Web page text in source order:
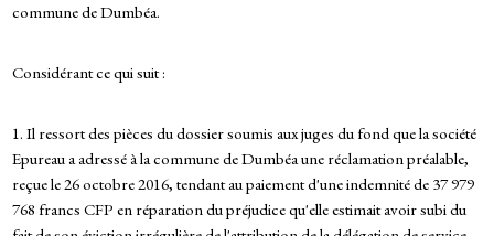
commune de Dumbéa.
Considérant ce qui suit :
1. Il ressort des pièces du dossier soumis aux juges du fond que la société
Epureau a adressé à la commune de Dumbéa une réclamation préalable,
reçue le 26 octobre 2016, tendant au paiement d'une indemnité de 37 979
768 francs CFP en réparation du préjudice qu'elle estimait avoir subi du